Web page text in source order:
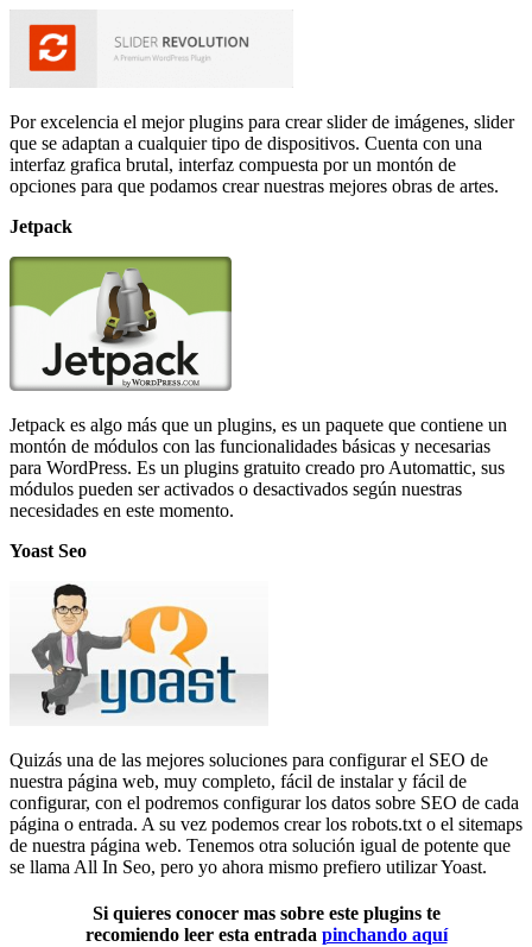
Por excelencia el mejor plugins para crear slider de imágenes, slider
que se adaptan a cualquier tipo de dispositivos. Cuenta con una
interfaz grafica brutal, interfaz compuesta por un montón de
opciones para que podamos crear nuestras mejores obras de artes.
Jetpack
Jetpack es algo más que un plugins, es un paquete que contiene un
montón de módulos con las funcionalidades básicas y necesarias
para WordPress. Es un plugins gratuito creado pro Automattic, sus
módulos pueden ser activados o desactivados según nuestras
necesidades en este momento.
Yoast Seo
Quizás una de las mejores soluciones para configurar el SEO de
nuestra página web, muy completo, fácil de instalar y fácil de
configurar, con el podremos configurar los datos sobre SEO de cada
página o entrada. A su vez podemos crear los robots.txt o el sitemaps
de nuestra página web. Tenemos otra solución igual de potente que
se llama All In Seo, pero yo ahora mismo prefiero utilizar Yoast.
Si quieres conocer mas sobre este plugins te
recomiendo leer esta entrada pinchando aquí